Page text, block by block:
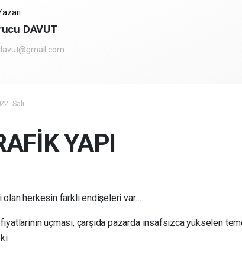
DAVUT
-Salı
YAPI
herkesin farklı endişeleri var…
uçması, çarşıda pazarda insafsızca yükselen